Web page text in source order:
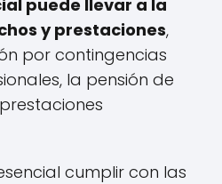
puede llevar a la
y prestaciones,
por contingencias
la pensión de
cumplir con las